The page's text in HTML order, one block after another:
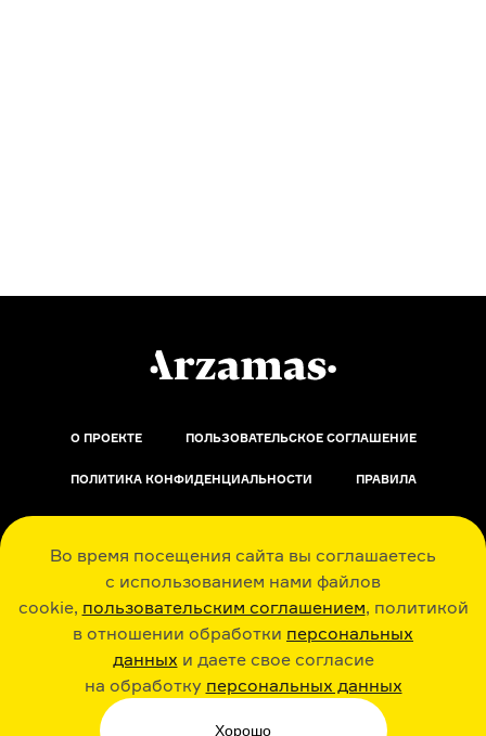
Во время посещения сайта вы соглашаетесь
с использованием нами файлов
cookie, пользовательским соглашением, политикой
в отношении обработки персональных
данных и даете свое согласие
на обработку персональных данных
Хорошо
О ПРОЕКТЕ ПОЛЬЗОВАТЕЛЬСКОЕ СОГЛАШЕНИЕ
ПОЛИТИКА КОНФИДЕНЦИАЛЬНОСТИ ПРАВИЛА
ОБРАТНАЯ СВЯЗЬ
РАДИО ARZAMAS ГУСЬГУСЬ